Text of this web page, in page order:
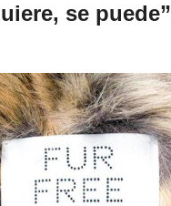
se puede”